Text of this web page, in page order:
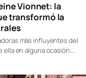
Vionnet: la
transformó la
más influyentes del
ella en alguna ocasión.…